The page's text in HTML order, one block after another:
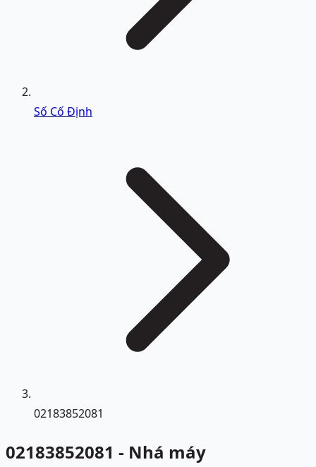
Số Cố Định
02183852081
02183852081 - Nhá máy